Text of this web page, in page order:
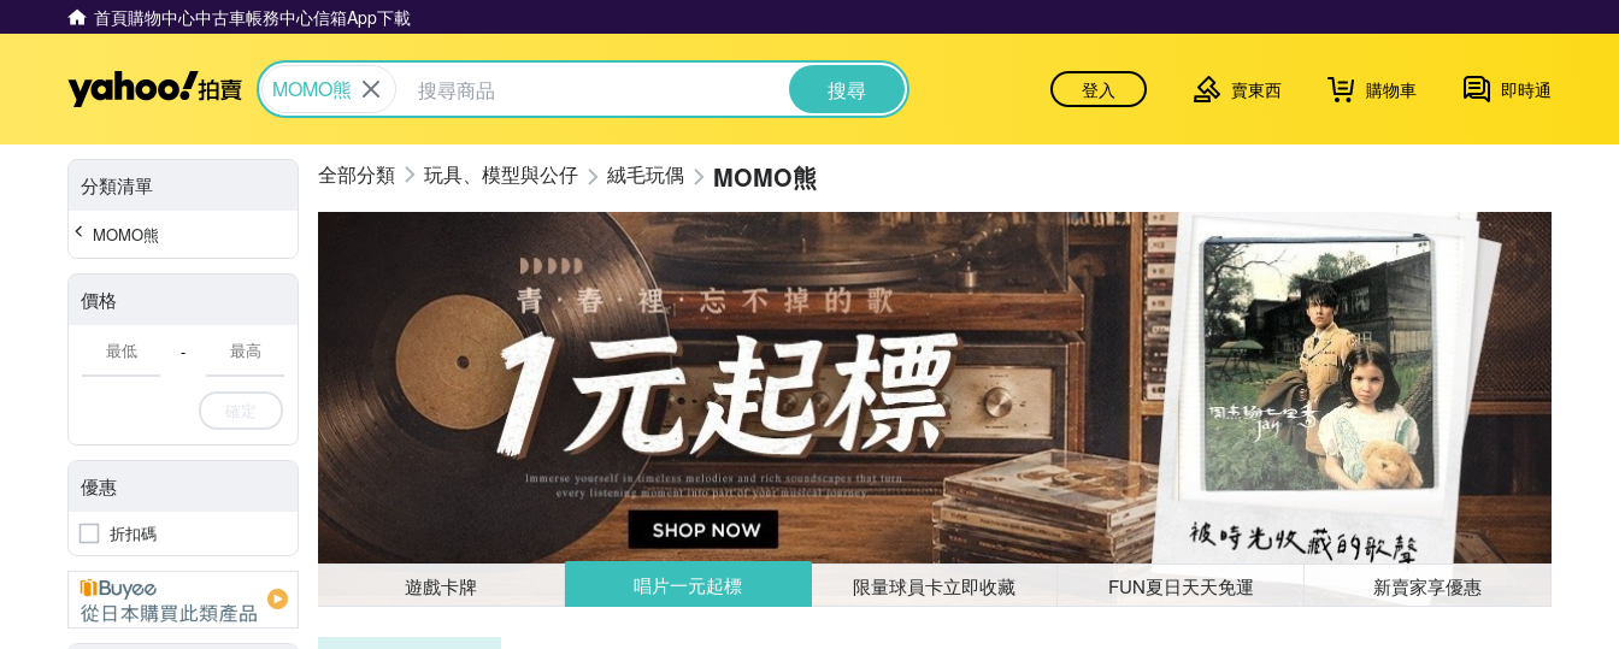
首頁購物中心中古車帳務中心信箱App下載
Yahoo拍賣
MOMO熊 搜尋 登入 賣東西 購物車 即時通
分類清單
MOMO熊
價格
-
確定
優惠
折扣碼
玩具、模型與公仔 絨毛玩偶 MOMO熊
遊戲卡牌 唱片一元起標 限量球員卡立即收藏 FUN夏日天天免運 新賣家享優惠